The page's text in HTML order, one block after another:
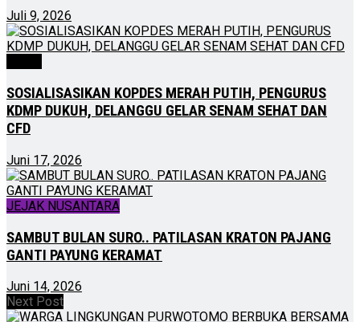
Juli 9, 2026
SOSIALISASIKAN KOPDES MERAH PUTIH, PENGURUS
KDMP DUKUH, DELANGGU GELAR SENAM SEHAT DAN
CFD
Juni 17, 2026
JEJAK NUSANTARA
SAMBUT BULAN SURO.. PATILASAN KRATON PAJANG
GANTI PAYUNG KERAMAT
Juni 14, 2026
Next Post